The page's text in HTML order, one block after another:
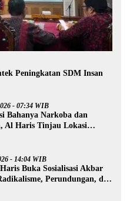
Peningkatan SDM Insan
- 07:34 WIB
Bahanya Narkoba dan
Al Haris Tinjau Lokasi
- 14:04 WIB
Buka Sosialisasi Akbar
Perundungan, dan